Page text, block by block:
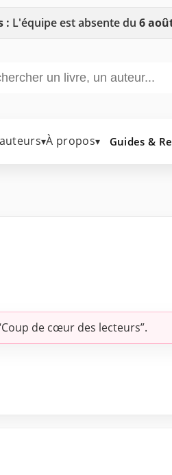
: L'équipe est absente du 6
▾À propos▾ Guides &
de cœur des lecteurs”.